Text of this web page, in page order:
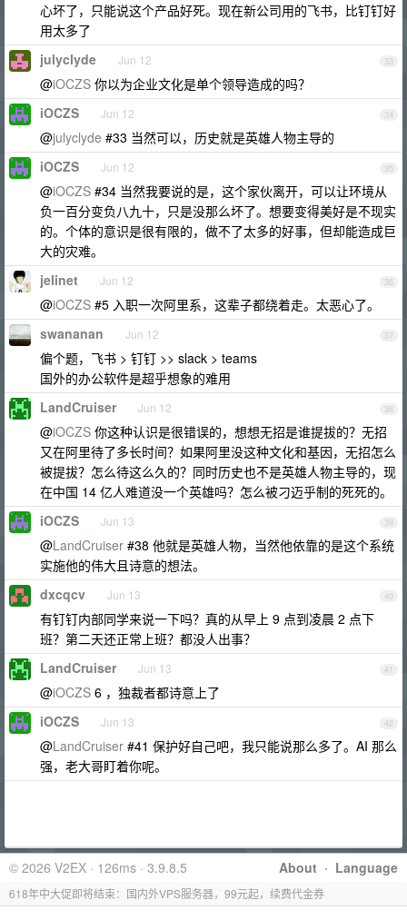
心坏了，只能说这个产品好死。现在新公司用的飞书，比钉钉好
用太多了
33
julyclyde Jun 12
@iOCZS 你以为企业文化是单个领导造成的吗？
34
iOCZS Jun 12
@julyclyde #33 当然可以，历史就是英雄人物主导的
35
iOCZS Jun 12
@iOCZS #34 当然我要说的是，这个家伙离开，可以让环境从
负一百分变负八九十，只是没那么坏了。想要变得美好是不现实
的。个体的意识是很有限的，做不了太多的好事，但却能造成巨
大的灾难。
36
jelinet Jun 12
@iOCZS #5 入职一次阿里系，这辈子都绕着走。太恶心了。
37
swananan Jun 12
偏个题，飞书 > 钉钉 >> slack > teams
国外的办公软件是超乎想象的难用
38
LandCruiser Jun 12
@iOCZS 你这种认识是很错误的，想想无招是谁提拔的？无招
又在阿里待了多长时间？如果阿里没这种文化和基因，无招怎么
被提拔？怎么待这么久的？同时历史也不是英雄人物主导的，现
在中国 14 亿人难道没一个英雄吗？怎么被刁迈乎制的死死的。
39
iOCZS Jun 13
@LandCruiser #38 他就是英雄人物，当然他依靠的是这个系统
实施他的伟大且诗意的想法。
40
dxcqcv Jun 13
有钉钉内部同学来说一下吗？真的从早上 9 点到凌晨 2 点下
班？第二天还正常上班？都没人出事？
41
LandCruiser Jun 13
@iOCZS 6 ，独裁者都诗意上了
42
iOCZS Jun 13
@LandCruiser #41 保护好自己吧，我只能说那么多了。AI 那么
强，老大哥盯着你呢。
About · Language
© 2026 V2EX · 126ms · 3.9.8.5
618年中大促即将结束：国内外VPS服务器，99元起，续费代金券